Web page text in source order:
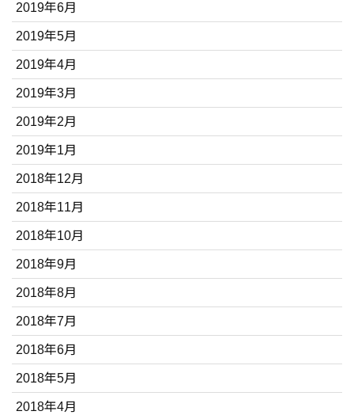
2019年6月
2019年5月
2019年4月
2019年3月
2019年2月
2019年1月
2018年12月
2018年11月
2018年10月
2018年9月
2018年8月
2018年7月
2018年6月
2018年5月
2018年4月